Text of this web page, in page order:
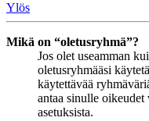
Ylös
Mikä on “oletusryhmä”?
Jos olet useamman
oletusryhmääsi
käytettävää
antaa sinulle oikeudet
asetuksista.